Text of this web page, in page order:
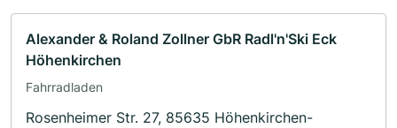
Alexander & Roland Zollner GbR Radl'n'Ski Eck
Höhenkirchen
Fahrradladen
Rosenheimer Str. 27, 85635 Höhenkirchen-